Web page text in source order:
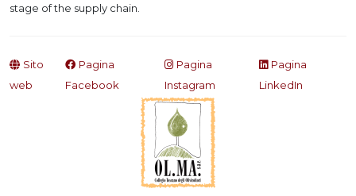
stage of the supply chain.
Sito
web
Pagina
Facebook
Pagina
Instagram
Pagina
LinkedIn